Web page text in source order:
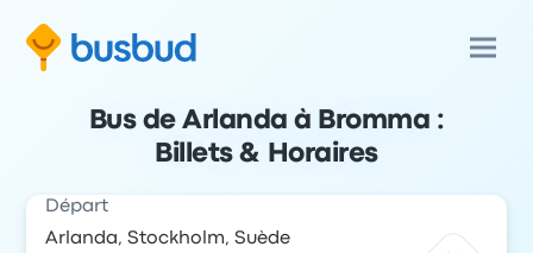
Bus de Arlanda à Bromma :
Billets & Horaires
Départ